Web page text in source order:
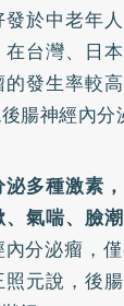
於中老年
台灣、日
發生率較
腸神經內分
多種激素
氣喘、臉潮
分泌瘤，
元說，後